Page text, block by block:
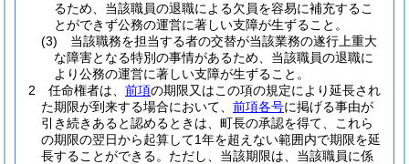
るため、当該職員の退職による欠員を容易に補充するこ
とができず公務の運営に著しい支障が生ずること。
(3)
当該職務を担当する者の交替が当該業務の遂行上重大
な障害となる特別の事情があるため、当該職員の退職に
より公務の運営に著しい支障が生ずること。
2
任命権者は、 前項の期限又はこの項の規定により延長され
た期限が到来する場合において、 前項各号に掲げる事由が
引き続きあると認めるときは、町長の承認を得て、これら
の期限の翌日から起算して1年を超えない範囲内で期限を延
長することができる。 ただし、当該期限は、当該職員に係